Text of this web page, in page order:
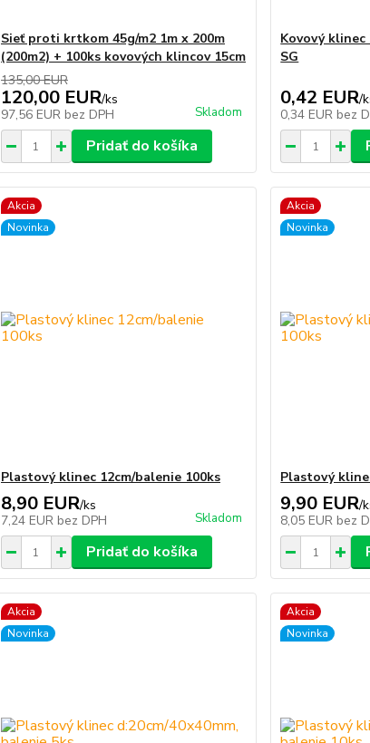
Sieť proti krtkom 45g/m2 1m x 200m
(200m2) + 100ks kovových klincov 15cm
135,00 EUR
120,00 EUR/ks
97,56 EUR bez DPH Skladom
Pridať do košíka
Kovový klinec
SG
0,42 EUR/
0,34 EUR bez
Akcia
Novinka
Plastový klinec 12cm/balenie 100ks
8,90 EUR/ks
7,24 EUR bez DPH Skladom
Pridať do košíka
Akcia
Novinka
Plastový
9,90 EUR/
8,05 EUR bez
Akcia
Novinka
Akcia
Novinka